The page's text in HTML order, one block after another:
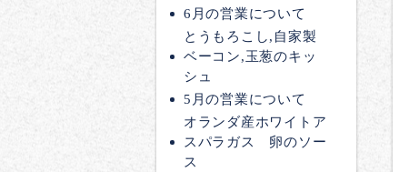
6月の営業について
とうもろこし,自家製
ベーコン,玉葱のキッ
シュ
5月の営業について
オランダ産ホワイトア
スパラガス 卵のソー
ス